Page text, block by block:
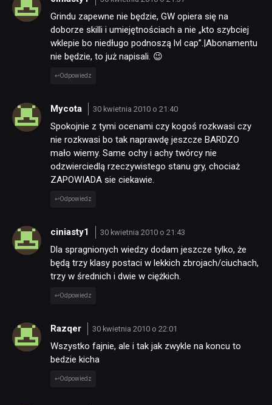
NEWSY
RECENZJE
PUBLICYSTYKA
KULTURA
TECHNOLOGIE
DYSKUSJE
SKLEP
Grindu zapewne nie będzie, GW opiera się na
doborze skilli i umiejętnościach a nie „kto szybciej
wklepie bo niedługo podnoszą lvl cap”.|Abonamentu
nie będzie, to już napisali. 😉
Odpowiedz
Mycota 30 kwietnia 2010 o 21:40
Spokojnie z tymi ocenami czy kogoś rozkwasi czy
nie rozkwasi bo tak naprawdę jeszcze BARDZO
mało wiemy. Same ochy i achy twórcy nie
odzwierciedlą rzeczywistego stanu gry, chociaż
ZAPOWIADA sie ciekawie.
Odpowiedz
ciniasty1 30 kwietnia 2010 o 21:43
Dla spragnionych wiedzy dodam jeszcze tylko, że
będą trzy klasy postaci w lekkich zbrojach/ciuchach,
trzy w średnich i dwie w ciężkich.
Odpowiedz
Razqer 30 kwietnia 2010 o 22:01
Wszystko fajnie, ale i tak jak zwykle na koncu to
bedzie kicha
Odpowiedz